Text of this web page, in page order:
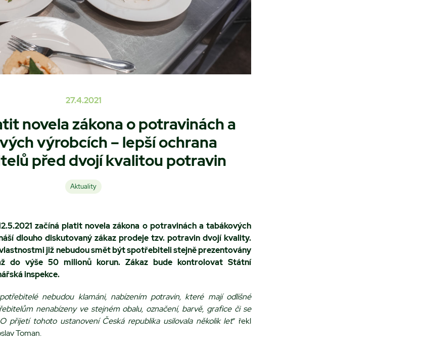
27.4.2021
novela zákona o potravinách a
výrobcích – lepší ochrana
před dvojí kvalitou potravin
Aktuality
začíná platit novela zákona o potravinách a tabákových
dlouho diskutovaný zákaz prodeje tzv. potravin dvojí kvality.
již nebudou smět být spotřebiteli stejně prezentovány
do výše 50 milionů korun. Zákaz bude kontrolovat Státní
inspekce.
nebudou klamáni, nabízením potravin, které mají odlišné
nenabízeny ve stejném obalu, označení, barvě, grafice či se
přijetí tohoto ustanovení Česká republika usilovala několik let“ řekl
Toman.